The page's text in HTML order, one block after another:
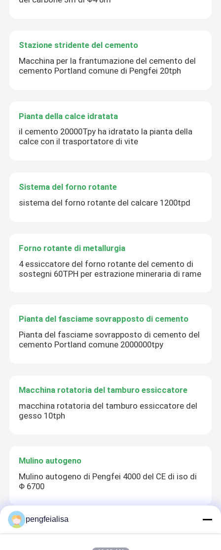
Stazione stridente del cemento
Macchina per la frantumazione del cemento del
cemento Portland comune di Pengfei 20tph
Pianta della calce idratata
il cemento 20000Tpy ha idratato la pianta della
calce con il trasportatore di vite
Sistema del forno rotante
sistema del forno rotante del calcare 1200tpd
Forno rotante di metallurgia
4 essiccatore del forno rotante del cemento di
sostegni 60TPH per estrazione mineraria di rame
Pianta del fasciame sovrapposto di cemento
Pianta del fasciame sovrapposto di cemento del
cemento Portland comune 2000000tpy
Macchina rotatoria del tamburo essiccatore
macchina rotatoria del tamburo essiccatore del
gesso 10tph
Mulino autogeno
Mulino autogeno di Pengfei 4000 del CE di iso di
Φ 6700
Parti del forno rotante
Parti del forno rotante del nichelio dell'asse del
pengfeialisa